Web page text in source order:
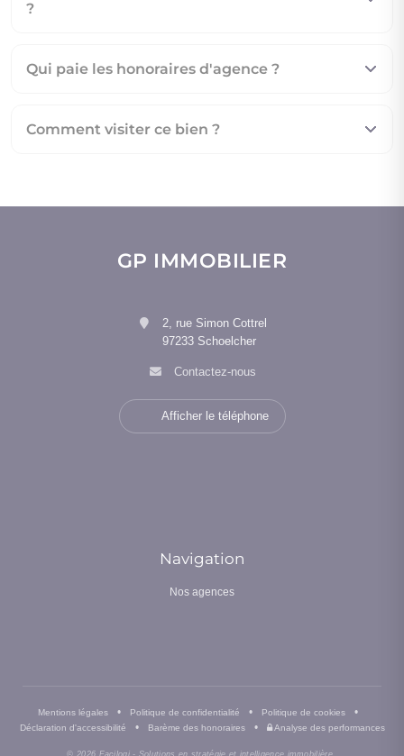
?
Qui paie les honoraires d'agence ?
Comment visiter ce bien ?
GP IMMOBILIER
2, rue Simon Cottrel
97233 Schoelcher
Contactez-nous
Afficher le téléphone
Navigation
Nos agences
Mentions légales • Politique de confidentialité • Politique de cookies •
Déclaration d'accessibilité • Barème des honoraires • Analyse des performances
© 2026 Facilogi - Solutions en stratégie et intelligence immobilière